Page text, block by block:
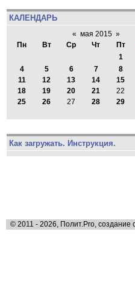
КАЛЕНДАРЬ
« мая 2015 »
Пн
Вт Ср Чт Пт
1
4
5 6 7 8
11
12 13 14 15
18
19 20 21 22
25
26 27 28 29
Как загружать. Инструкция.
© 2011 - 2026, Полит.Pro, создание